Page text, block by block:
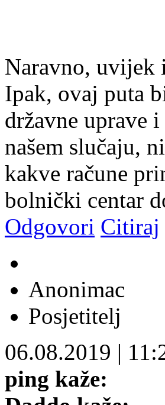
Naravno, uvijek
Ipak, ovaj puta
državne uprave
našem slučaju,
kakve račune
bolnički centar
Odgovori Citiraj
Anonimac
Posjetitelj
06.08.2019 |
ping kaže: